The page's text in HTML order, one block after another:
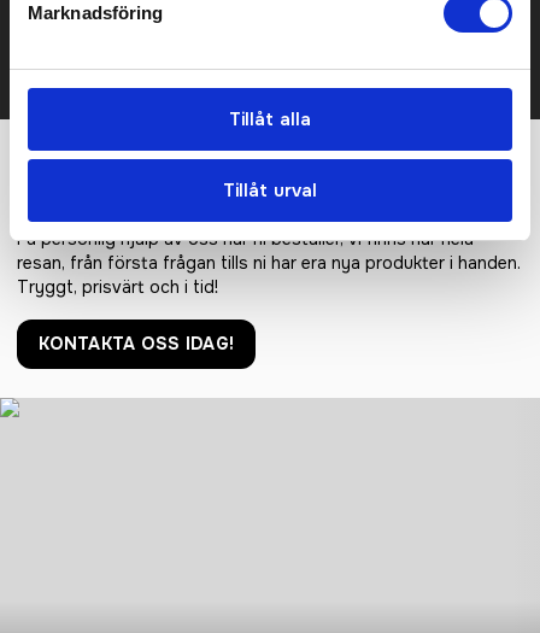
Marknadsföring
Tillåt alla
Tillåt urval
Det går också utmärkt att bara ställa frågor!
KONTAKTA OSS
Få personlig hjälp av oss när ni beställer, vi finns här hela
resan, från första frågan tills ni har era nya produkter i handen.
Tryggt, prisvärt och i tid!
KONTAKTA OSS IDAG!